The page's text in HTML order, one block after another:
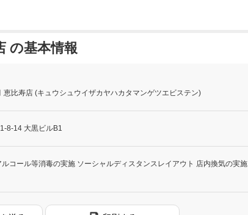
の基本情報
恵比寿店 (キュウシュウイザカヤハカタマンゲツエビステン)
8-14 大黒ビルB1
ルコール等消毒の実施 ソーシャルディスタンスレイアウト 店内換気の実施